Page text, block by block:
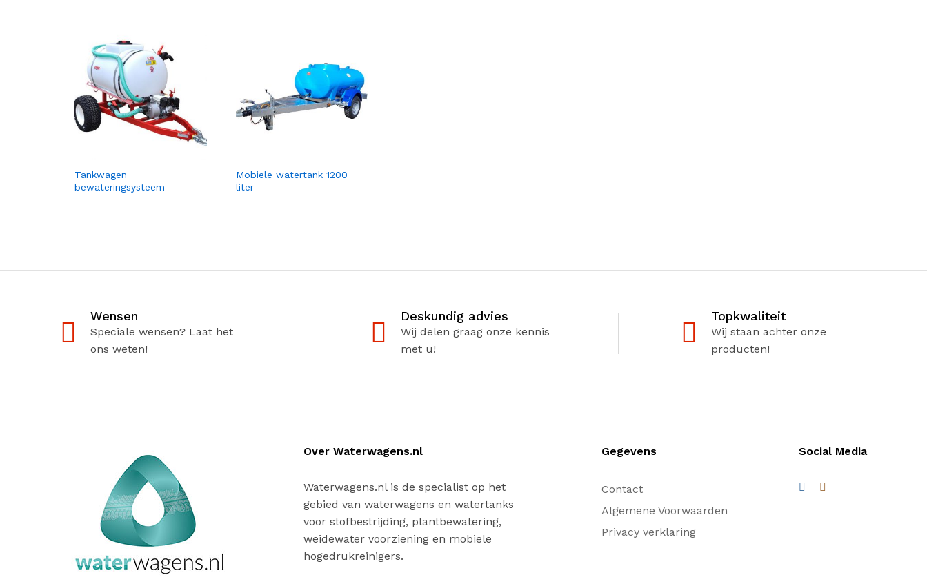
Tankwagen
bewateringsysteem
Mobiele watertank 1200
liter
Wensen
Speciale wensen? Laat het
ons weten!
Deskundig advies
Wij delen graag onze kennis
met u!
Topkwaliteit
Wij staan achter onze
producten!
Over Waterwagens.nl
Waterwagens.nl is de specialist op het
gebied van waterwagens en watertanks
voor stofbestrijding, plantbewatering,
weidewater voorziening en mobiele
hogedrukreinigers.
Gegevens
Contact
Algemene Voorwaarden
Privacy verklaring
Social Media